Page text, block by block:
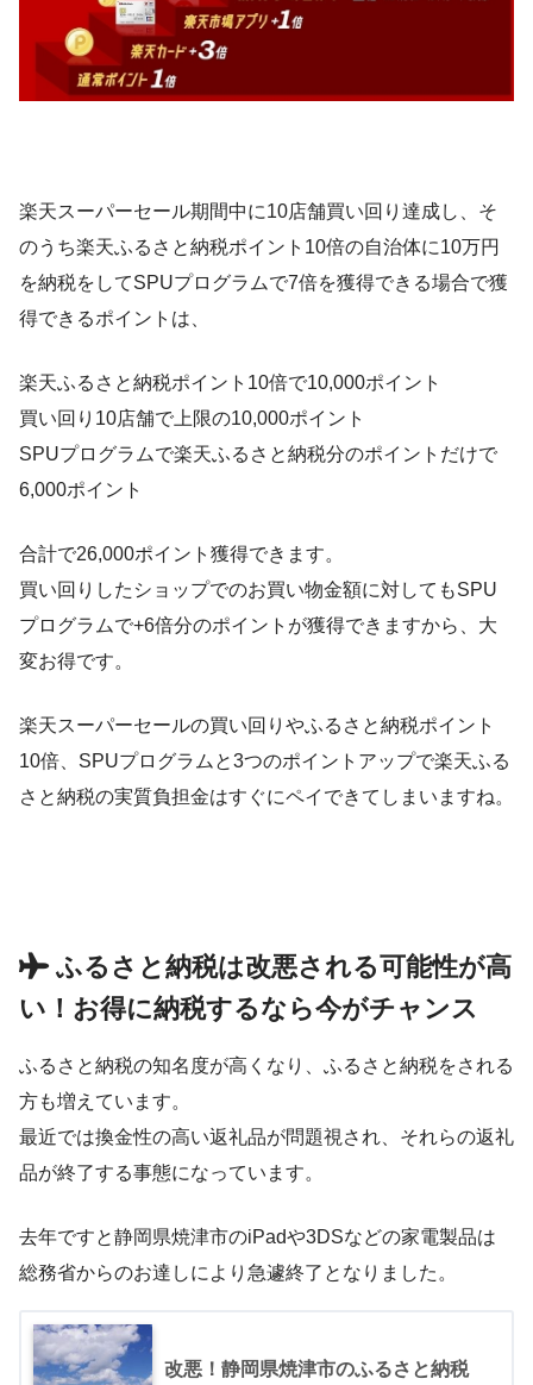
楽天スーパーセール期間中に10店舗買い回り達成し、そ
のうち楽天ふるさと納税ポイント10倍の自治体に10万円
を納税をしてSPUプログラムで7倍を獲得できる場合で獲
得できるポイントは、
楽天ふるさと納税ポイント10倍で10,000ポイント
買い回り10店舗で上限の10,000ポイント
SPUプログラムで楽天ふるさと納税分のポイントだけで
6,000ポイント
合計で26,000ポイント獲得できます。
買い回りしたショップでのお買い物金額に対してもSPU
プログラムで+6倍分のポイントが獲得できますから、大
変お得です。
楽天スーパーセールの買い回りやふるさと納税ポイント
10倍、SPUプログラムと3つのポイントアップで楽天ふる
さと納税の実質負担金はすぐにペイできてしまいますね。
ふるさと納税は改悪される可能性が高
い！お得に納税するなら今がチャンス
ふるさと納税の知名度が高くなり、ふるさと納税をされる
方も増えています。
最近では換金性の高い返礼品が問題視され、それらの返礼
品が終了する事態になっています。
去年ですと静岡県焼津市のiPadや3DSなどの家電製品は
総務省からのお達しにより急遽終了となりました。
改悪！静岡県焼津市のふるさと納税